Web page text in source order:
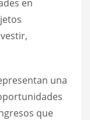
en
una
que